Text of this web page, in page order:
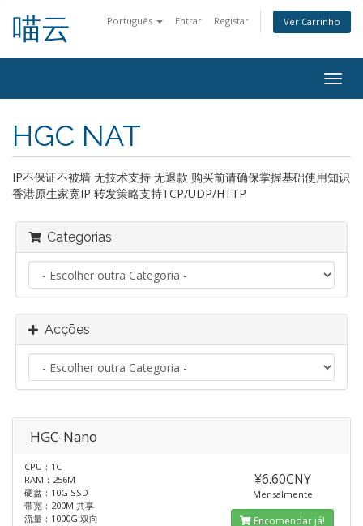
Português Entrar Registar Ver Carrinho
喵云
HGC NAT
IP不保证不被墙 无技术支持 无退款 购买前请确保掌握基础使用知识
香港原生家宽IP 转发策略支持TCP/UDP/HTTP
Categorias
Acções
HGC-Nano
CPU：1C
RAM：256M
硬盘：10G SSD
带宽：200M 共享
流量：1000G 双向
¥6.60CNY
Mensalmente
Encomendar já!